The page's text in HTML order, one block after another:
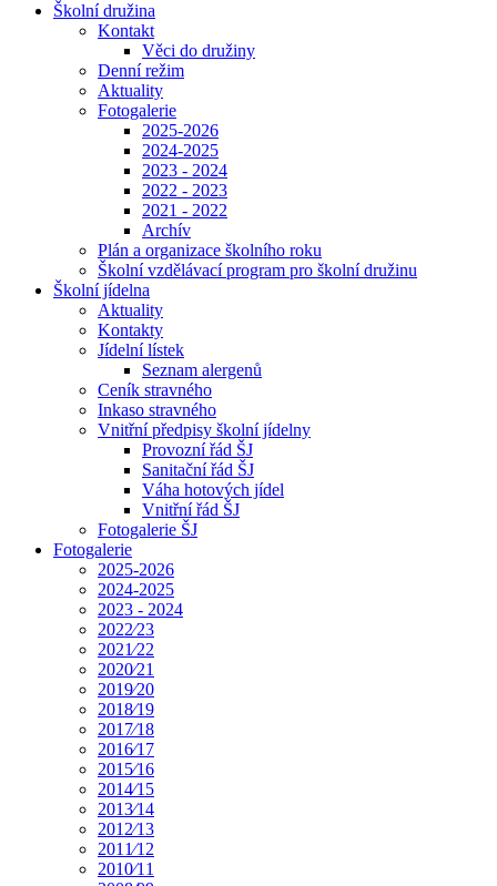
Školní družina
Kontakt
Věci do družiny
Denní režim
Aktuality
Fotogalerie
2025-2026
2024-2025
2023 - 2024
2022 - 2023
2021 - 2022
Archív
Plán a organizace školního roku
Školní vzdělávací program pro školní družinu
Školní jídelna
Aktuality
Kontakty
Jídelní lístek
Seznam alergenů
Ceník stravného
Inkaso stravného
Vnitřní předpisy školní jídelny
Provozní řád ŠJ
Sanitační řád ŠJ
Váha hotových jídel
Vnitřní řád ŠJ
Fotogalerie ŠJ
Fotogalerie
2025-2026
2024-2025
2023 - 2024
2022⁄23
2021⁄22
2020⁄21
2019⁄20
2018⁄19
2017⁄18
2016⁄17
2015⁄16
2014⁄15
2013⁄14
2012⁄13
2011⁄12
2010⁄11